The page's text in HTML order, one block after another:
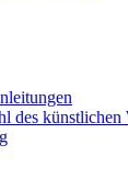
des künstlichen